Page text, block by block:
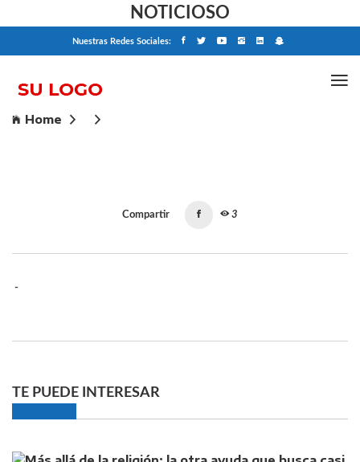
NOTICIOSO
Nuestras Redes Sociales:
Home
Compartir 3
-
TE PUEDE INTERESAR